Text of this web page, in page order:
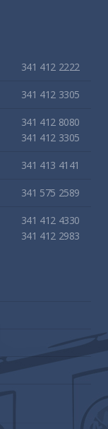
341 412 2222
341 412 3305
341 412 8080
341 412 3305
341 413 4141
341 575 2589
341 412 4330
341 412 2983